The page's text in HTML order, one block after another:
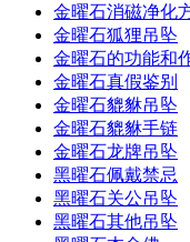
金曜石消磁净化
金曜石狐狸吊坠
金曜石的功能和
金曜石真假鉴别
金曜石貔貅吊坠
金曜石貔貅手链
金曜石龙牌吊坠
黑曜石佩戴禁忌
黑曜石关公吊坠
黑曜石其他吊坠